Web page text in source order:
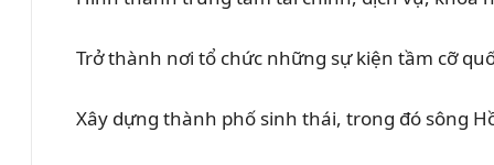
Trở thành nơi tổ chức những sự kiện tầm cỡ
Xây dựng thành phố sinh thái, trong đó sông